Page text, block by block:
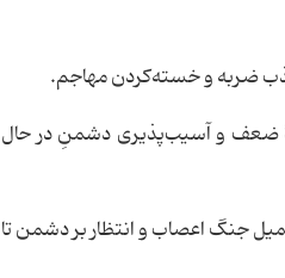
ضربه و خسته‌کردن مهاجم.
ضعف و آسیب‌پذیری دشمنِ در حال
جنگ اعصاب و انتظار بر دشمن تا